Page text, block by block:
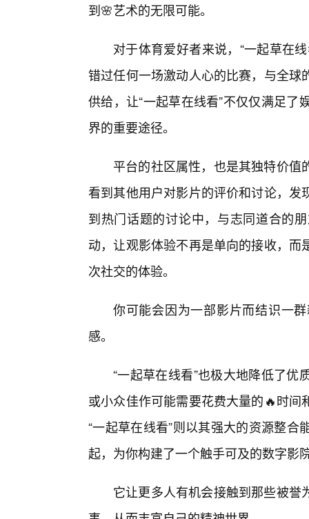
到🌸艺术的无限可能。
对于体育爱好者来说，“一起草在
错过任何一场激动人心的比赛，与全
供给，让“一起草在线看”不仅仅满足
界的重要途径。
平台的社区属性，也是其独特价
看到其他用户对影片的评价和讨论，
到热门话题的讨论中，与志同道合的
动，让观影体验不再是单向的接收，
次社交的体验。
你可能会因为一部影片而结识一
感。
“一起草在线看”也极大地降低了
或小众佳作可能需要花费大量的🔥时
“一起草在线看”则以其强大的资源整
起，为你构建了一个触手可及的数字影
它让更多人有机会接触到那些被